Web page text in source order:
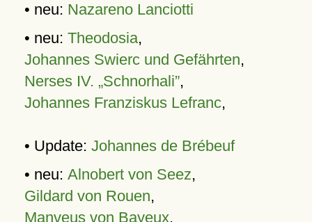
• neu: Nazareno Lanciotti
• neu: Theodosia,
Johannes Swierc und Gefährten,
Nerses IV. „Schnorhali”,
Johannes Franziskus Lefranc,
• Update: Johannes de Brébeuf
• neu: Alnobert von Seez,
Gildard von Rouen,
Manveus von Bayeux,